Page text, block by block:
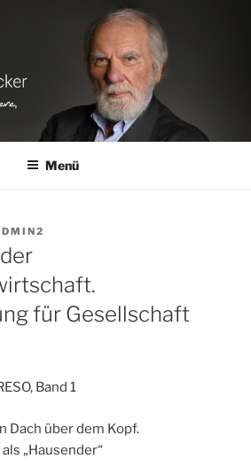
Menü
für Gesellschaft
Band 1
Dach über dem Kopf.
„Hausender“